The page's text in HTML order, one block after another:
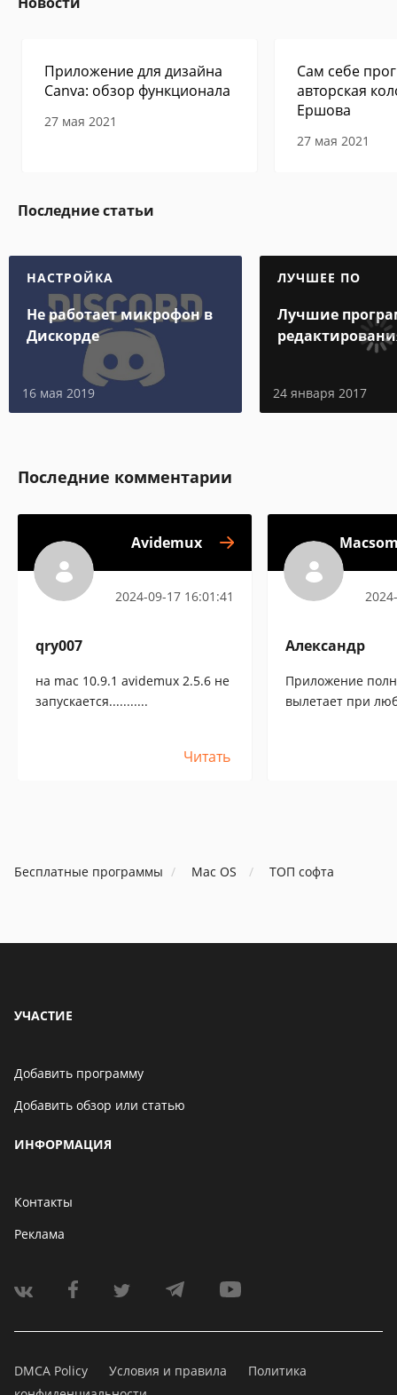
Приложение для дизайна
Canva: обзор функционала
27 мая 2021
Сам себе
авторская
Ершова
27 мая 2021
Последние статьи
НАСТРОЙКА
Не работает микрофон в
Дискорде
16 мая 2019
ЛУЧШЕЕ ПО
Лучшие
подробные
24 января 2017
Последние комментарии
Avidemux
2024-09-17 16:01:41
qry007
на mac 10.9.1 avidemux 2.5.6 не
запускается...........
Читать
Александр
Приложение
вылетает при
Бесплатные программы Mac OS ТОП софта
УЧАСТИЕ
Добавить программу
Добавить обзор или статью
ИНФОРМАЦИЯ
Контакты
Реклама
DMCA Policy Условия и правила
Политика